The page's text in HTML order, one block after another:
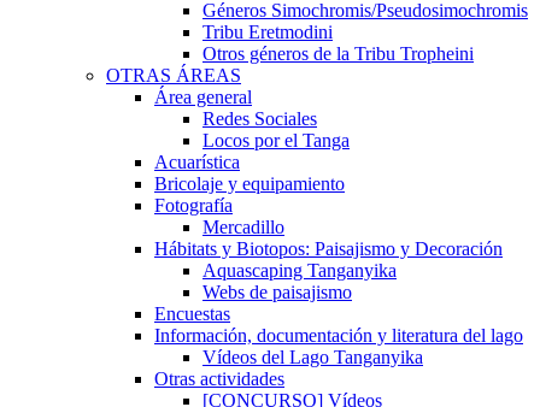
Géneros Simochromis/Pseudosimochromis
Tribu Eretmodini
Otros géneros de la Tribu Tropheini
OTRAS ÁREAS
Área general
Redes Sociales
Locos por el Tanga
Acuarística
Bricolaje y equipamiento
Fotografía
Mercadillo
Hábitats y Biotopos: Paisajismo y Decoración
Aquascaping Tanganyika
Webs de paisajismo
Encuestas
Información, documentación y literatura del lago
Vídeos del Lago Tanganyika
Otras actividades
[CONCURSO] Vídeos